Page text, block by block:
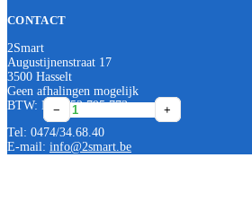
−
Geberit
Silent-
PP
D
+
−
Geberit
Silent-
PP
D
+
−
Geberit
Silent-
PP
D
+
−
Geberit
Silent-
PP
D
+
−
Geberit
Silent-
PP
D
+
CONTACT
2Smart
Augustijnenstraat 17
3500 Hasselt
Geen afhalingen mogelijk
BTW: BE0552 795 773
Tel: 0474/34.68.40
E-mail: info@2smart.be